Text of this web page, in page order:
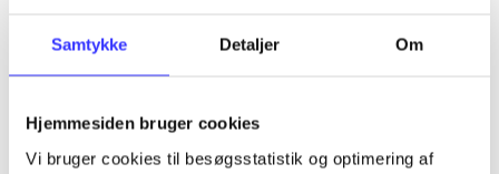
Samtykke Detaljer Om
Hjemmesiden bruger cookies
Vi bruger cookies til besøgsstatistik og optimering af
...